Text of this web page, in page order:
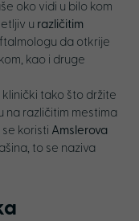
oko vidi u bilo kom
u različitim
da otkrije
kao i druge
klinički tako što držite
na različitim mestima
koristi Amslerova
to se naziva